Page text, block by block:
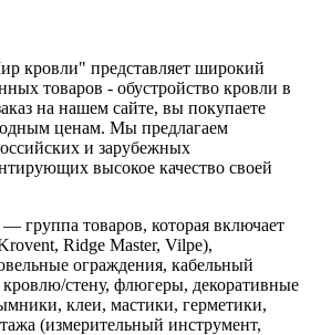
кровли" представляет широкий
товаров - обустройство кровли в
на нашем сайте, вы покупаете
ценам. Мы предлагаем
и зарубежных
высокое качество своей
группа товаров, которая включает
Ridge Master, Vilpe),
ограждения, кабельный
стену, флюгеры, декоративные
клеи, мастики, герметики,
(измерительный инструмент,